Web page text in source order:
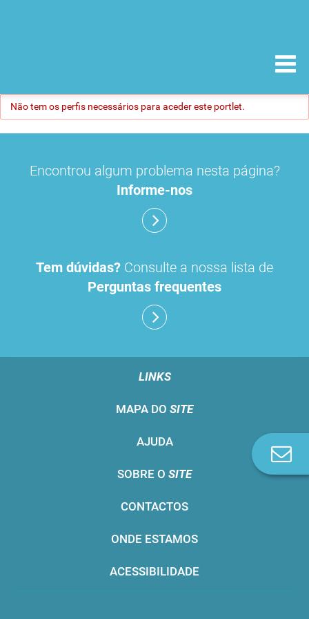
Não tem os perfis necessários para aceder este portlet.
Encontrou algum problema nesta página?
Informe-nos
Tem dúvidas? Consulte a nossa lista de
Perguntas frequentes
LINKS
MAPA DO SITE
AJUDA
SOBRE O SITE
CONTACTOS
ONDE ESTAMOS
ACESSIBILIDADE